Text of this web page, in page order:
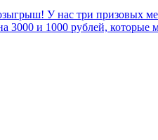
У нас три призовых
3000 и 1000 рублей, которые